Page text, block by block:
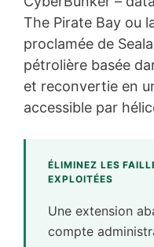
The Pirate Bay ou
proclamée de
pétrolière basée
et reconvertie en
accessible par
ÉLIMINEZ LES
EXPLOITÉES
Une extension
compte